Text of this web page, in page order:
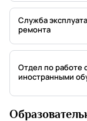
Служба
ремонта
Отдел по работе
иностранными